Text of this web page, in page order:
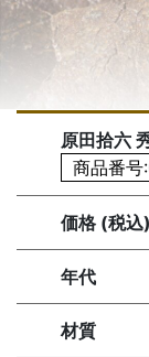
原田拾六
商品番
価格 (税込)
年代
材質